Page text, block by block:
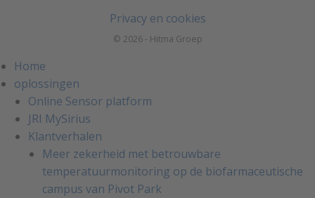
Privacy en cookies
© 2026 - Hitma Groep
Home
oplossingen
Online Sensor platform
JRI MySirius
Klantverhalen
Meer zekerheid met betrouwbare
temperatuurmonitoring op de biofarmaceutische
campus van Pivot Park